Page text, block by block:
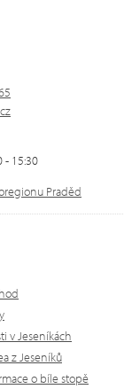
- 15:30
Praděd
v Jeseníkách
z Jeseníků
o bíle stopě